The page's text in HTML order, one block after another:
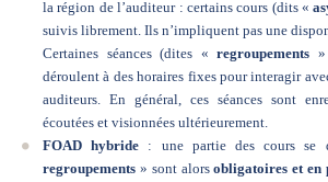
la région de l’auditeur : certains cours (dits «
suivis librement. Ils n’impliquent pas une
Certaines séances (dites «regroupements
déroulent à des horaires fixes pour interagir
auditeurs. En général, ces séances sont
écoutées et visionnées ultérieurement.
FOAD hybride : une partie des cours se
regroupements » sont alorsobligatoires et en